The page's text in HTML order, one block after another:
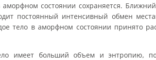
состоянии сохраняется.
постоянный интенсивный обмен
тело в аморфном состоянии принято
имеет больший объем и энтропию,